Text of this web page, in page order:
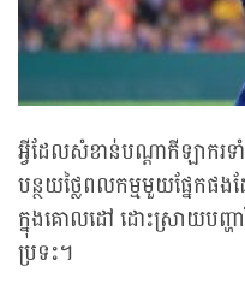
អ្វីដែលសំខាន់បណ្តាកីឡាករទ
បន្ថយថ្លៃពលកម្មមួយផ្នែក
ក្នុងគោលដៅ ដោះស្រាយបញ្ហា
ប្រទះ។